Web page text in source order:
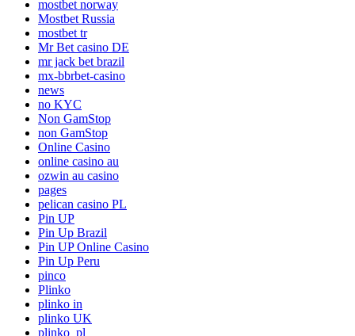
mostbet norway
Mostbet Russia
mostbet tr
Mr Bet casino DE
mr jack bet brazil
mx-bbrbet-casino
news
no KYC
Non GamStop
non GamStop
Online Casino
online casino au
ozwin au casino
pages
pelican casino PL
Pin UP
Pin Up Brazil
Pin UP Online Casino
Pin Up Peru
pinco
Plinko
plinko in
plinko UK
plinko_pl